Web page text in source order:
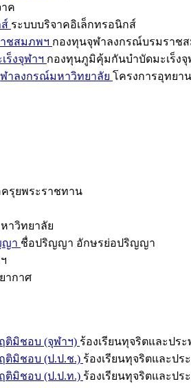
ค
ระบบบริจาคอิเล็กทรอนิกส์
ชสมภพฯ กองทุนจุฬาลงกรณ์บรมราช
ร็งจุฬาฯ กองทุนภูมิคุ้มกันบำบัดมะเร็งจุ
ฬาลงกรณ์มหาวิทยาลัย โครงการอุทยา
ครุยพระราชทาน
าวิทยาลัย
ญา ชื่อปริญญา อักษรย่อปริญญา
ากาศ
ติมิชอบ (จุฬาฯ) ร้องเรียนทุจริตและปร
ติมิชอบ (ป.ป.ช.) ร้องเรียนทุจริตและป
ติมิชอบ (ป.ป.ท.) ร้องเรียนทุจริตและป